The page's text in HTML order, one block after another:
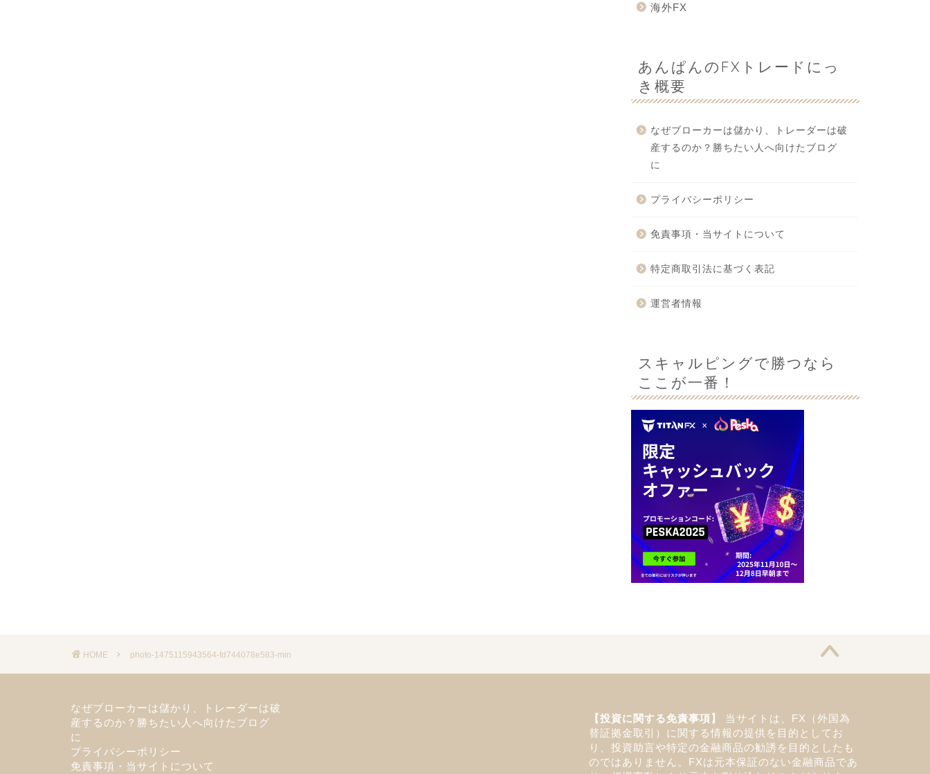
海外FX
あんぱんのFXトレードにっ
き概要
なぜブローカーは儲かり、トレーダーは破
産するのか？勝ちたい人へ向けたブログ
に
プライバシーポリシー
免責事項・当サイトについて
特定商取引法に基づく表記
運営者情報
スキャルピングで勝つなら
ここが一番！
HOME photo-1475115943564-fd744078e583-min
なぜブローカーは儲かり、トレーダーは破
産するのか？勝ちたい人へ向けたブログ
に
プライバシーポリシー
免責事項・当サイトについて
【投資に関する免責事項】
当サイトは、FX（外国為
替証拠金取引）に関する情報の提供を目的としてお
り、投資助言や特定の金融商品の勧誘を目的としたも
のではありません。FXは元本保証のない金融商品であ